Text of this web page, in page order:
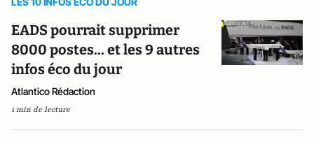
EADS pourrait supprimer
8000 postes... et les 9 autres
infos éco du jour
Atlantico Rédaction
1 min de lecture